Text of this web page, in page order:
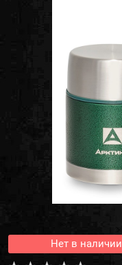
Нет в наличии